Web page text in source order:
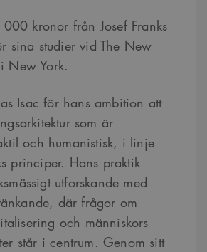
kronor från Josef Franks
sina studier vid The New
New York.
Isac för hans ambition att
som är
och humanistisk, i linje
principer. Hans praktik
utforskande med
där frågor om
och människors
står i centrum. Genom sitt